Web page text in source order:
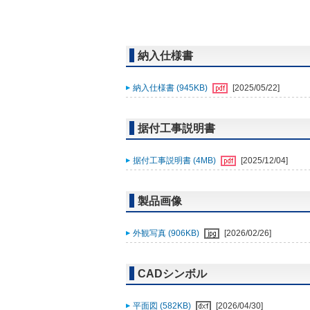
納入仕様書
納入仕様書 (945KB) [2025/05/22]
据付工事説明書
据付工事説明書 (4MB) [2025/12/04]
製品画像
外観写真 (906KB) [2026/02/26]
CADシンボル
平面図 (582KB)
[2026/04/30]